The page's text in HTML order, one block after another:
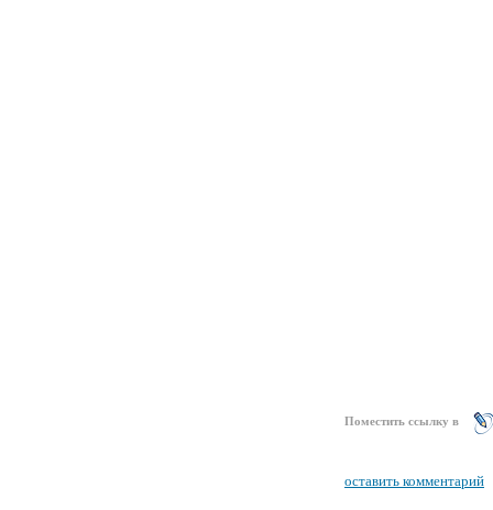
Поместить ссылку в
оставить комментарий